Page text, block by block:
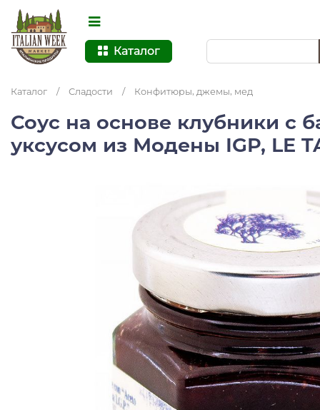
Каталог
Каталог / Сладости / Конфитюры, джемы, мед
Соус на основе клубники с
уксусом из Модены IGP, LE